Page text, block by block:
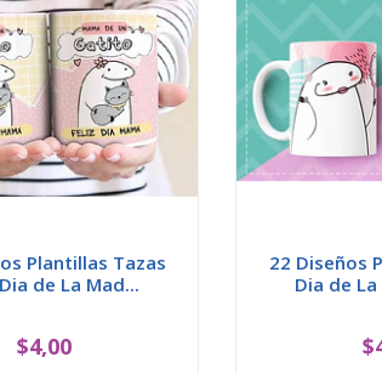
Plantillas Tazas
de La Mad...
$4,00
22 Diseños
Dia de